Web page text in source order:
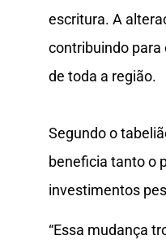
escritura. A
contribuindo
de toda a região.
Segundo o
beneficia tanto o
investimentos
“Essa mudança